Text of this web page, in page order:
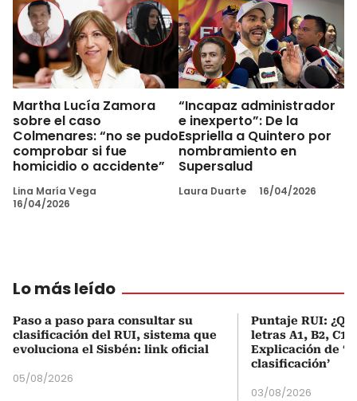
Martha Lucía Zamora
sobre el caso
Colmenares: “no se pudo
comprobar si fue
homicidio o accidente”
Lina María Vega
16/04/2026
“Incapaz administrador
e inexperto”: De la
Espriella a Quintero por
nombramiento en
Supersalud
Laura Duarte 16/04/2026
Lo más leído
Paso a paso para consultar su
clasificación del RUI, sistema que
evoluciona el Sisbén: link oficial
05/08/2026
Puntaje RUI:
letras A1, B2, C1
Explicación de
clasificación’
03/08/2026